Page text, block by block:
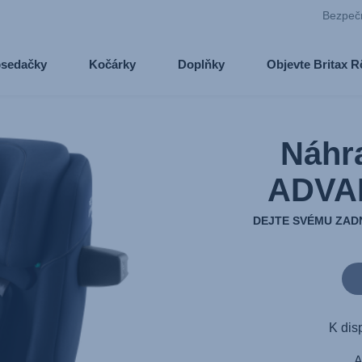
Kočárky Doplňky Objevte Britax
DEJTE SVÉMU
K